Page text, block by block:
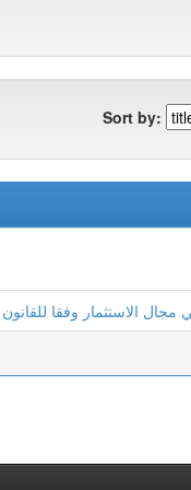
Sort by:
الاستثمار وفقا للقانون رقم